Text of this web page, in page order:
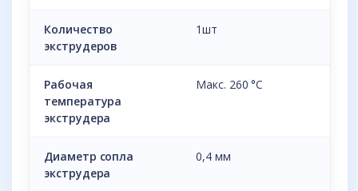
Количество
экструдеров
1шт
Рабочая
температура
экструдера
Макс. 260 °С
Диаметр сопла
экструдера
0,4 мм